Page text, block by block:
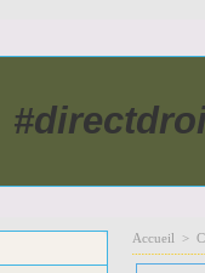
Accueil >